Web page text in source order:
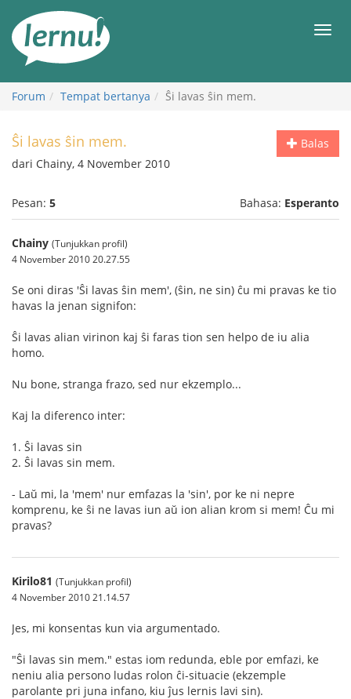
daftar
Forum Tempat bertanya Ŝi lavas ŝin mem.
Balas
Ŝi lavas ŝin mem.
dari Chainy, 4 November 2010
Pesan: 5 Bahasa: Esperanto
Chainy (Tunjukkan profil)
4 November 2010 20.27.55
Se oni diras 'Ŝi lavas ŝin mem', (ŝin, ne sin) ĉu mi pravas ke tio
havas la jenan signifon:
Ŝi lavas alian virinon kaj ŝi faras tion sen helpo de iu alia
homo.
Nu bone, stranga frazo, sed nur ekzemplo...
Kaj la diferenco inter:
1. Ŝi lavas sin
2. Ŝi lavas sin mem.
- Laŭ mi, la 'mem' nur emfazas la 'sin', por ke ni nepre
komprenu, ke ŝi ne lavas iun aŭ ion alian krom si mem! Ĉu mi
pravas?
Kirilo81 (Tunjukkan profil)
4 November 2010 21.14.57
Jes, mi konsentas kun via argumentado.
"Ŝi lavas sin mem." estas iom redunda, eble por emfazi, ke
neniu alia persono ludas rolon ĉi-situacie (ekzemple
parolante pri juna infano, kiu ĵus lernis lavi sin).